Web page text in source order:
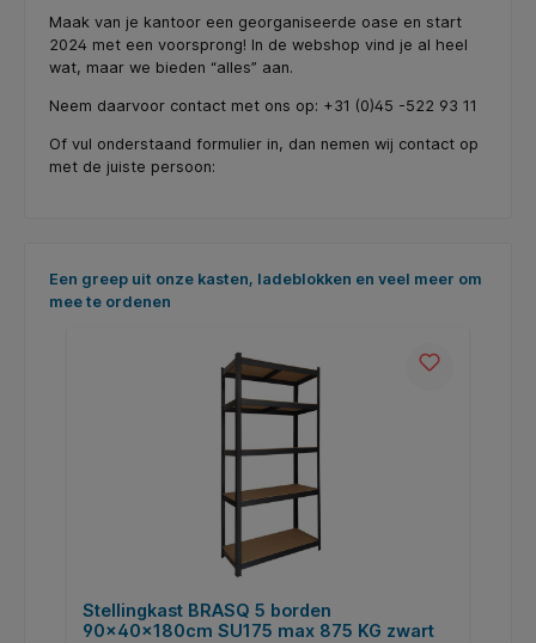
Maak van je kantoor een georganiseerde oase en start
2024 met een voorsprong! In de webshop vind je al heel
wat, maar we bieden “alles” aan.
Neem daarvoor contact met ons op: +31 (0)45 -522 93 11
Of vul onderstaand formulier in, dan nemen wij contact op
met de juiste persoon:
Productgalerij overslaan
Een greep uit onze kasten, ladeblokken en veel meer om
mee te ordenen
Stellingkast BRASQ 5 borden
90x40x180cm SU175 max 875 KG zwart